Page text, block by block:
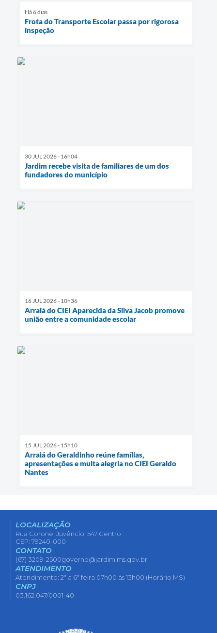
Há 6 dias
Frota do Transporte Escolar passa por rigorosa
inspeção
30 JUL 2026 - 16h04
Jardim recebe visita de familiares de um dos
fundadores do município
16 JUL 2026 - 10h36
Arraiá do CIEI Aparecida da Silva Jacob promove
união entre a comunidade escolar
15 JUL 2026 - 15h10
Arraiá do Geraldinho reúne famílias,
apresentações e muita alegria no CIEI Geraldo
Nantes
LOCALIZAÇÃO
Rua Coronel Juvêncio, 547 Centro
CEP: 79240-000
CONTATO
(67) 3209-2500governo@jardim.ms.gov.br
ATENDIMENTO
Atendimento: 2ª a 6ª feira 07h00 às 13h00 (Horário MS)
CNPJ
03.162.047/0001-40